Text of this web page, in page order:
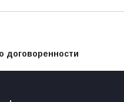
договоренности